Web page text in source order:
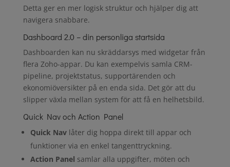
Detta ger en mer logisk struktur och hjälper dig att
navigera snabbare.
Dashboard 2.0 – din personliga startsida
Dashboarden kan nu skräddarsys med widgetar från
flera Zoho-appar. Du kan exempelvis samla CRM-
pipeline, projektstatus, supportärenden och
ekonomiöversikter på en enda sida. Det gör att du
slipper växla mellan system för att få en helhetsbild.
Quick Nav och Action Panel
Quick Navlåter dig hoppa direkt till appar och
funktioner via en enkel tangenttryckning.
Action Panel samlar alla uppgifter, möten och